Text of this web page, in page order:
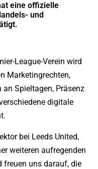
eine offizielle
und
League-Verein wird
Marketingrechten,
Spieltagen, Präsenz
digitale
bei Leeds United,
weiteren aufregenden
freuen uns darauf, die